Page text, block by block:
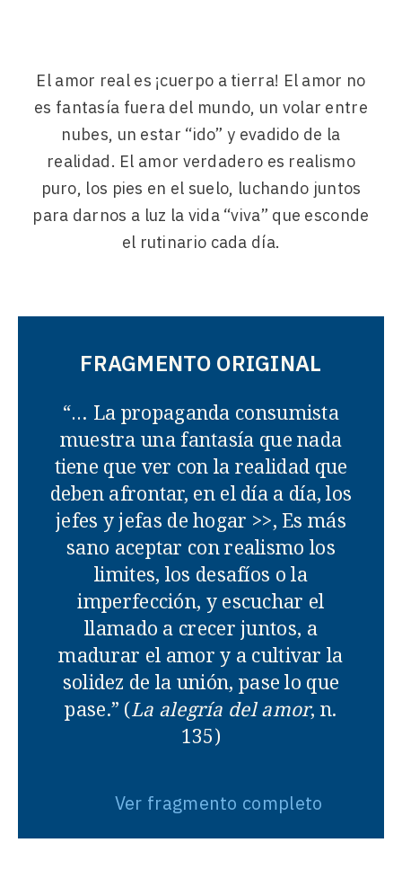
El amor real es ¡cuerpo a tierra! El amor no
es fantasía fuera del mundo, un volar entre
nubes, un estar “ido” y evadido de la
realidad. El amor verdadero es realismo
puro, los pies en el suelo, luchando juntos
para darnos a luz la vida “viva” que esconde
el rutinario cada día.
FRAGMENTO ORIGINAL
“… La propaganda consumista
muestra una fantasía que nada
tiene que ver con la realidad que
deben afrontar, en el día a día, los
jefes y jefas de hogar >>, Es más
sano aceptar con realismo los
limites, los desafíos o la
imperfección, y escuchar el
llamado a crecer juntos, a
madurar el amor y a cultivar la
solidez de la unión, pase lo que
pase.” (La alegría del amor, n.
135)
Ver fragmento completo